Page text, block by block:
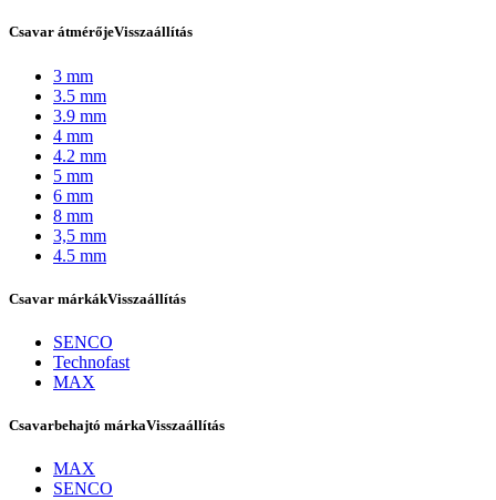
Bostitch
Csavar átmérőjeVisszaállítás
3 mm
3.5 mm
3.9 mm
4 mm
4.2 mm
5 mm
6 mm
8 mm
3,5 mm
4.5 mm
Csavar márkákVisszaállítás
SENCO
Technofast
MAX
Csavarbehajtó márkaVisszaállítás
MAX
SENCO